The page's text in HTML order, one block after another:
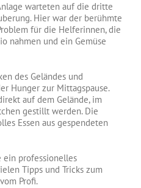
warteten auf die dritte
Hier war der berühmte
für die Helferinnen, die
nahmen und ein Gemüse
des Geländes und
Hunger zur Mittagspause.
auf dem Gelände, im
gestillt werden. Die
Essen aus gespendeten
ein professionelles
Tipps und Tricks zum
Profi.